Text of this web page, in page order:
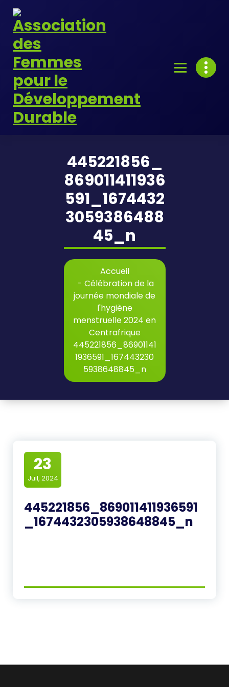
Skip
content
445221856_
869011411936
591_1674432
3059386488
45_n
Accueil
- Célébration de la
journée mondiale de
l'hygiène
menstruelle 2024 en
Centrafrique
445221856_86901141
1936591_167443230
5938648845_n
23
Juil, 2024
445221856_869011411936591
_1674432305938648845_n